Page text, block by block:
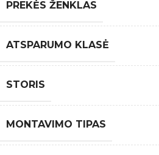
PREKĖS ŽENKLAS
ATSPARUMO KLASĖ
STORIS
MONTAVIMO TIPAS